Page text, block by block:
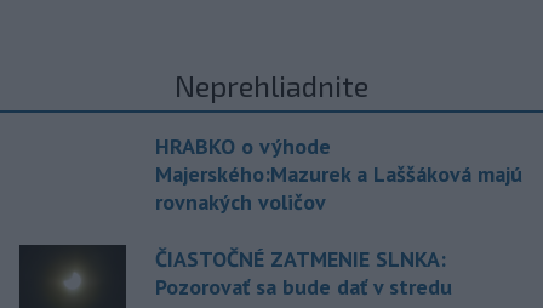
Neprehliadnite
HRABKO o výhode
Majerského:Mazurek a Laššáková majú
rovnakých voličov
ČIASTOČNÉ ZATMENIE SLNKA:
Pozorovať sa bude dať v stredu